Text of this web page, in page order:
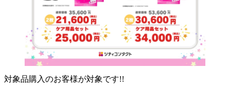
対象品購入のお客様が対象です!!